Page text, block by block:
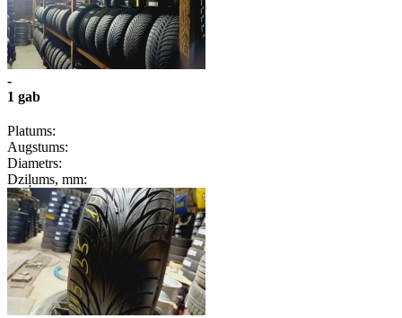
-
1 gab
Platums:
Augstums:
Diametrs:
Dziļums, mm: